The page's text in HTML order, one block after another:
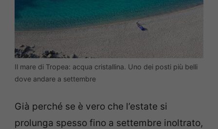
Il mare di Tropea: acqua cristallina. Uno dei posti più belli
dove andare a settembre
Già perché se è vero che l’estate si
prolunga spesso fino a settembre inoltrato,